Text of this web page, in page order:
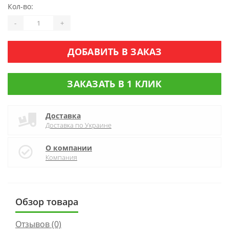
Кол-во:
- +
ДОБАВИТЬ В ЗАКАЗ
ЗАКАЗАТЬ В 1 КЛИК
Доставка
Доставка по Украине
О компании
Компания
Обзор товара
Отзывов (0)